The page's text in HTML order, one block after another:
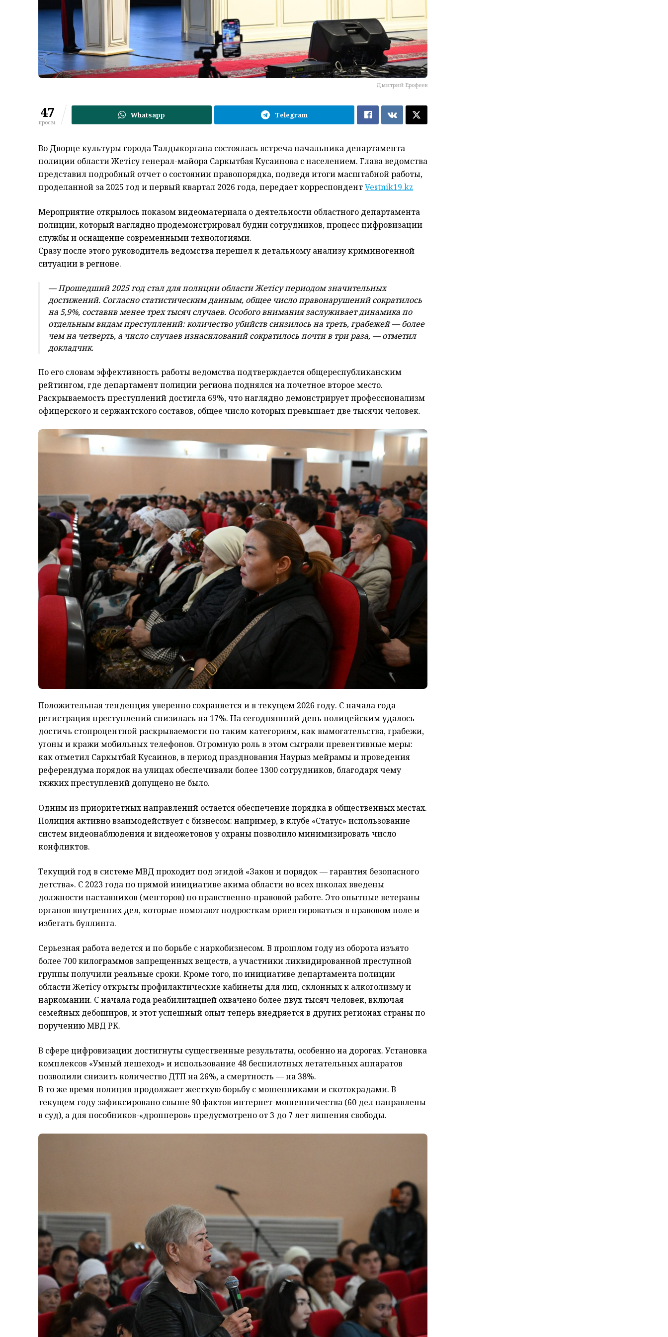
Дмитрий Ерофеев
47
просм.
Whatsapp Telegram
Во Дворце культуры города Талдыкоргана состоялась встреча начальника департамента
полиции области Жетісу генерал-майора Саркытбая Кусаинова с населением. Глава ведомства
представил подробный отчет о состоянии правопорядка, подведя итоги масштабной работы,
проделанной за 2025 год и первый квартал 2026 года, передает корреспондентVestnik19.kz
Мероприятие открылось показом видеоматериала о деятельности областного департамента
полиции, который наглядно продемонстрировал будни сотрудников, процесс цифровизации
службы и оснащение современными технологиями.
Сразу после этого руководитель ведомства перешел к детальному анализу криминогенной
ситуации в регионе.
— Прошедший 2025 год стал для полиции области Жетісу периодом значительных
достижений. Согласно статистическим данным, общее число правонарушений сократилось
на 5,9%, составив менее трех тысяч случаев. Особого внимания заслуживает динамика по
отдельным видам преступлений: количество убийств снизилось на треть, грабежей — более
чем на четверть, а число случаев изнасилований сократилось почти в три раза, — отметил
докладчик.
По его словам эффективность работы ведомства подтверждается общереспубликанским
рейтингом, где департамент полиции региона поднялся на почетное второе место.
Раскрываемость преступлений достигла 69%, что наглядно демонстрирует профессионализм
офицерского и сержантского составов, общее число которых превышает две тысячи человек.
Положительная тенденция уверенно сохраняется и в текущем 2026 году. С начала года
регистрация преступлений снизилась на 17%. На сегодняшний день полицейским удалось
достичь стопроцентной раскрываемости по таким категориям, как вымогательства, грабежи,
угоны и кражи мобильных телефонов. Огромную роль в этом сыграли превентивные меры:
как отметил Саркытбай Кусаинов, в период празднования Наурыз мейрамы и проведения
референдума порядок на улицах обеспечивали более 1300 сотрудников, благодаря чему
тяжких преступлений допущено не было.
Одним из приоритетных направлений остается обеспечение порядка в общественных местах.
Полиция активно взаимодействует с бизнесом: например, в клубе «Статус» использование
систем видеонаблюдения и видеожетонов у охраны позволило минимизировать число
конфликтов.
Текущий год в системе МВД проходит под эгидой «Закон и порядок — гарантия безопасного
детства». С 2023 года по прямой инициативе акима области во всех школах введены
должности наставников (менторов) по нравственно-правовой работе. Это опытные ветераны
органов внутренних дел, которые помогают подросткам ориентироваться в правовом поле и
избегать буллинга.
Серьезная работа ведется и по борьбе с наркобизнесом. В прошлом году из оборота изъято
более 700 килограммов запрещенных веществ, а участники ликвидированной преступной
группы получили реальные сроки. Кроме того, по инициативе департамента полиции
области Жетісу открыты профилактические кабинеты для лиц, склонных к алкоголизму и
наркомании. С начала года реабилитацией охвачено более двух тысяч человек, включая
семейных дебоширов, и этот успешный опыт теперь внедряется в других регионах страны по
поручению МВД РК.
В сфере цифровизации достигнуты существенные результаты, особенно на дорогах. Установка
комплексов «Умный пешеход» и использование 48 беспилотных летательных аппаратов
позволили снизить количество ДТП на 26%, а смертность — на 38%.
В то же время полиция продолжает жесткую борьбу с мошенниками и скотокрадами. В
текущем году зафиксировано свыше 90 фактов интернет-мошенничества (60 дел направлены
в суд), а для пособников-«дропперов» предусмотрено от 3 до 7 лет лишения свободы.